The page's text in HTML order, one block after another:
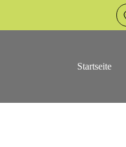
Startseite